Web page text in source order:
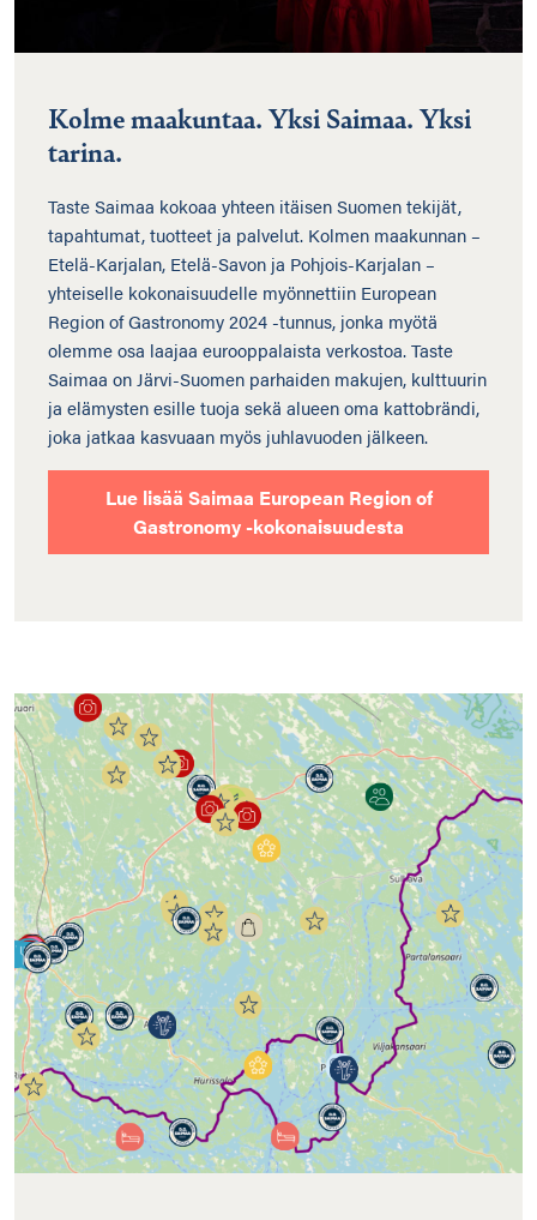
Kolme maakuntaa. Yksi Saimaa. Yksi
tarina.
Taste Saimaa kokoaa yhteen itäisen Suomen tekijät,
tapahtumat, tuotteet ja palvelut. Kolmen maakunnan –
Etelä-Karjalan, Etelä-Savon ja Pohjois-Karjalan –
yhteiselle kokonaisuudelle myönnettiin European
Region of Gastronomy 2024 -tunnus, jonka myötä
olemme osa laajaa eurooppalaista verkostoa. Taste
Saimaa on Järvi-Suomen parhaiden makujen, kulttuurin
ja elämysten esille tuoja sekä alueen oma kattobrändi,
joka jatkaa kasvuaan myös juhlavuoden jälkeen.
Lue lisää Saimaa European Region of
Gastronomy -kokonaisuudesta